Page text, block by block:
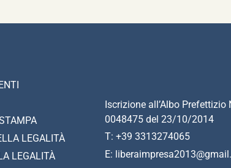
LEGALITÀ
LEGALITÀ
Iscrizione all’Albo Prefettizio
0048475 del 23/10/2014
T: +39 3313274065
E: